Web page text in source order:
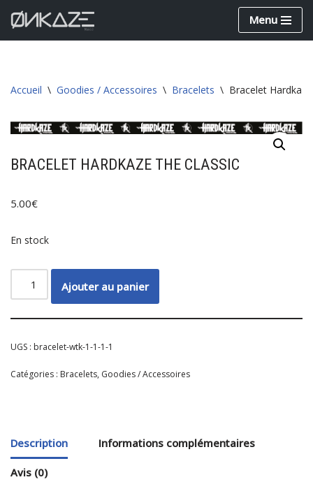
Aller
Menu
Accueil \ Goodies / Accessoires \ Bracelets \ Bracelet
BRACELET HARDKAZE THE CLASSIC
5.00€
En stock
Ajouter au panier
UGS : bracelet-wtk-1-1-1-1
Catégories : Bracelets, Goodies / Accessoires
Description Informations complémentaires
Avis (0)